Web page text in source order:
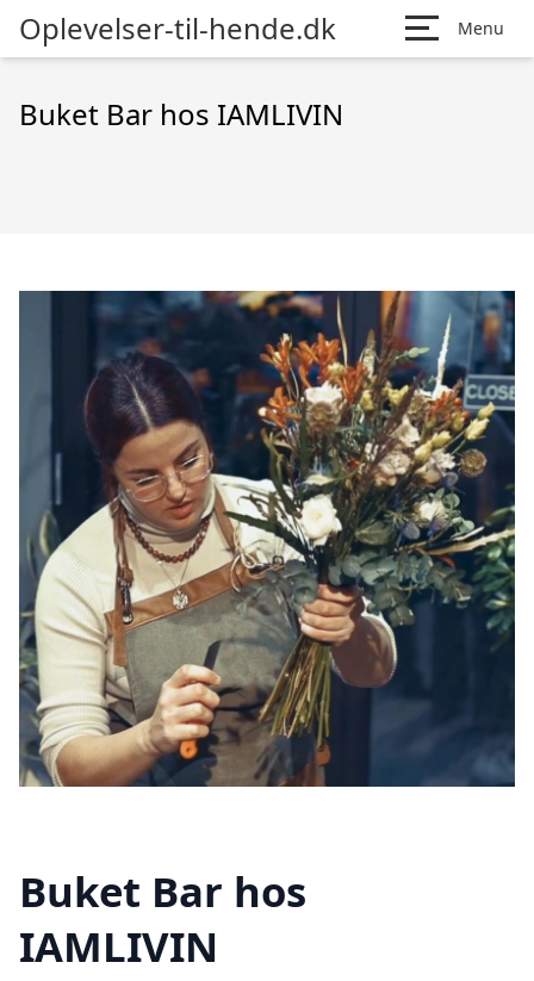
Oplevelser-til-hende.dk Menu
Buket Bar hos IAMLIVIN
Buket Bar hos
IAMLIVIN